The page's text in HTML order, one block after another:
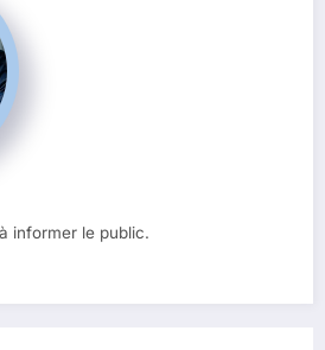
informer le public.